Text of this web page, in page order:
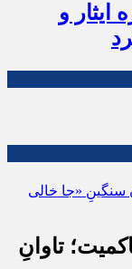
و
تاوانِ